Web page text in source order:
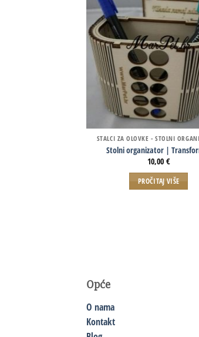
STALCI ZA OLOVKE - STOLNI
Stolni organizator |
10,00€
PROČITAJ VIŠE
Opće
O nama
Kontakt